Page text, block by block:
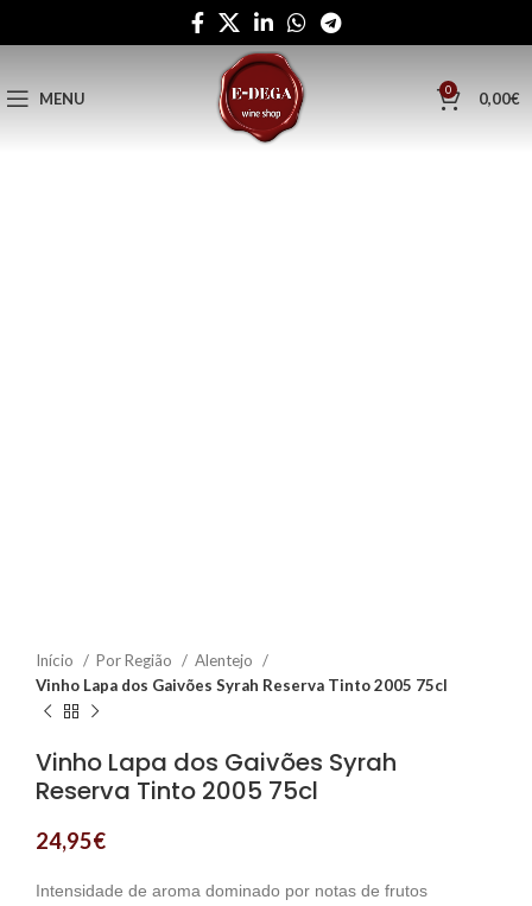
MENU 0 0,00€
Início Por Região
Alentejo
Vinho Lapa dos Gaivões Syrah Reserva Tinto 2005 75cl
Vinho Lapa dos Gaivões Syrah
Reserva Tinto 2005 75cl
24,95€
Intensidade de aroma dominado por notas de frutos